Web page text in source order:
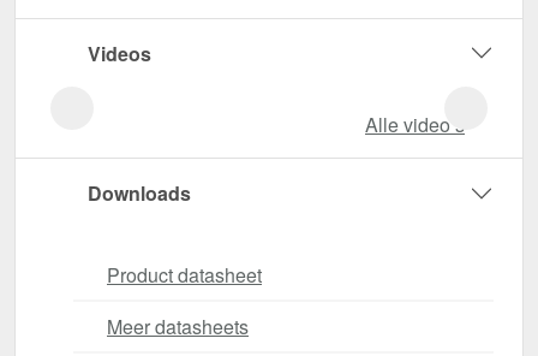
Videos
Alle video‘s
Downloads
Product datasheet
Meer datasheets